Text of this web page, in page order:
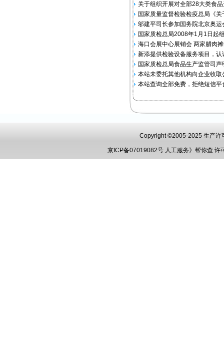
关于组织开展对全部28大类食
国家质量监督检验检疫总局《
邬建平司长参加国务院北京奥
国家质检总局2008年1月1日起
海口会展中心展销会 两家腊肉
新添提供检验设备服务项目，认
国家质检总局食品生产监管司声
本站未委托其他机构向企业收取
本站查询全部免费，拒绝短信平
Copyright ©2005-2025 生产许
京ICP备07019082号 人工服务》帮你查 许